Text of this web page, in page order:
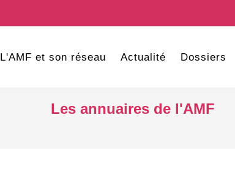
L'AMF et son réseau Actualité Dossiers
Les annuaires de l'AMF